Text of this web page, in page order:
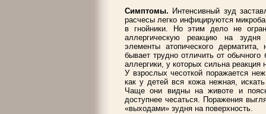
Симптомы. Интенсивный зуд
расчесы легко инфицируются
в гнойники. Но этим дело не
аллергическую реакцию на зудня
элементы атопического
бывает трудно отличить от
аллергики, у которых сильна реакция
У взрослых чесоткой поражается
как у детей вся кожа нежная,
Чаще они видны на животе и
доступнее чесаться. Поражения
«выходами» зудня на поверхность.